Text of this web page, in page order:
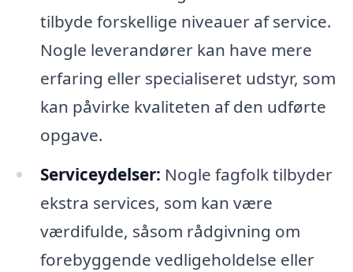
tilbyde forskellige niveauer af service.
Nogle leverandører kan have mere
erfaring eller specialiseret udstyr, som
kan påvirke kvaliteten af den udførte
opgave.
Serviceydelser: Nogle fagfolk tilbyder
ekstra services, som kan være
værdifulde, såsom rådgivning om
forebyggende vedligeholdelse eller